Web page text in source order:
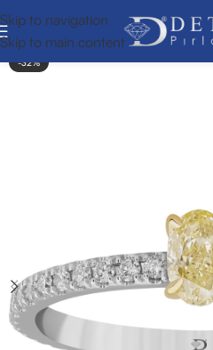
Skip to navigation
Skip to main content
-32%